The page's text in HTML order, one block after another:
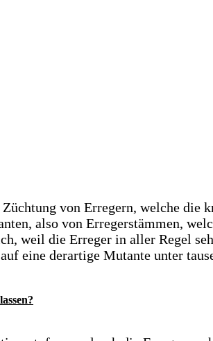
von Erregern, welche die
also von Erregerstämmen,
weil die Erreger in aller Regel
eine derartige Mutante unter